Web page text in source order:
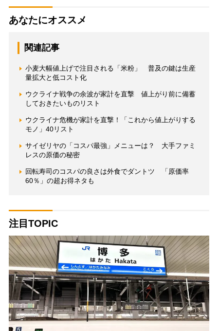
あなたにオススメ
関連記事
小麦大幅値上げで注目される「米粉」 普及の鍵は生産
量拡大と低コスト化
ウクライナ戦争の余波が家計を直撃 値上がり前に備蓄
しておきたいものリスト
ウクライナ危機が家計を直撃！「これから値上がりする
モノ」40リスト
サイゼリヤの「コスパ最強」メニューは？ 大手ファミ
レスの原価の秘密
回転寿司のコスパの良さは外食でダントツ 「原価率
60％」の超お得ネタも
注目TOPIC